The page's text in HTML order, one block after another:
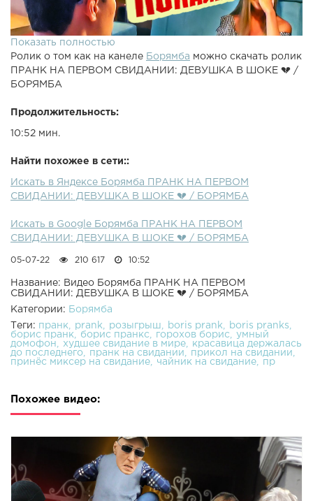
Показать полностью
Ролик о том как на канеле Борямба можно скачать ролик
ПРАНК НА ПЕРВОМ СВИДАНИИ: ДЕВУШКА В ШОКЕ 💔 /
БОРЯМБА
Продолжительность:
10:52 мин.
Найти похожее в сети::
Искать в Яндексе Борямба ПРАНК НА ПЕРВОМ
СВИДАНИИ: ДЕВУШКА В ШОКЕ 💔 / БОРЯМБА
Искать в Google Борямба ПРАНК НА ПЕРВОМ
СВИДАНИИ: ДЕВУШКА В ШОКЕ 💔 / БОРЯМБА
05-07-22 210 617 10:52
Название: Видео Борямба ПРАНК НА ПЕРВОМ
СВИДАНИИ: ДЕВУШКА В ШОКЕ 💔 / БОРЯМБА
Категории: Борямба
Теги: пранк prank розыгрыш boris prank
boris pranks
борис пранк
борис пранкс горохов борис
умный
домофон
худшее свидание в мире
красавица держалась
до последнего
пранк на свидании
прикол на свидании
принёс миксер на свидание
чайник на свидание пр
Похожее видео: